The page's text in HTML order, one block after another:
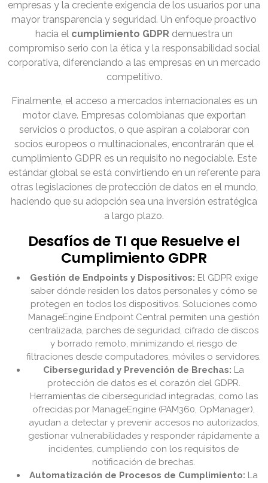
empresas y la creciente exigencia de los usuarios por una
mayor transparencia y seguridad. Un enfoque proactivo
hacia el cumplimiento GDPR demuestra un
compromiso serio con la ética y la responsabilidad social
corporativa, diferenciando a las empresas en un mercado
competitivo.
Finalmente, el acceso a mercados internacionales es un
motor clave. Empresas colombianas que exportan
servicios o productos, o que aspiran a colaborar con
socios europeos o multinacionales, encontrarán que el
cumplimiento GDPR es un requisito no negociable. Este
estándar global se está convirtiendo en un referente para
otras legislaciones de protección de datos en el mundo,
haciendo que su adopción sea una inversión estratégica
a largo plazo.
Desafíos de TI que Resuelve el
Cumplimiento GDPR
Gestión de Endpoints y Dispositivos: El GDPR exige
saber dónde residen los datos personales y cómo se
protegen en todos los dispositivos. Soluciones como
ManageEngine Endpoint Central permiten una gestión
centralizada, parches de seguridad, cifrado de discos
y borrado remoto, minimizando el riesgo de
filtraciones desde computadores, móviles o servidores.
Ciberseguridad y Prevención de Brechas: La
protección de datos es el corazón del GDPR.
Herramientas de ciberseguridad integradas, como las
ofrecidas por ManageEngine (PAM360, OpManager),
ayudan a detectar y prevenir accesos no autorizados,
gestionar vulnerabilidades y responder rápidamente a
incidentes, cumpliendo con los requisitos de
notificación de brechas.
Automatización de Procesos de Cumplimiento: La